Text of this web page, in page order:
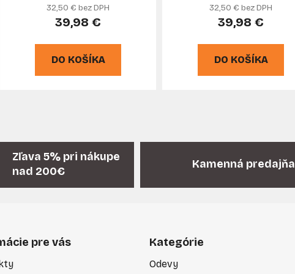
32,50 € bez DPH
39,98 €
DO KOŠÍKA
32,50 € bez DPH
39,98 €
DO KOŠÍKA
l
d
Zľava 5% pri nákupe
nad 200€
Kamenná predajňa
pre vás Kategórie
Odevy